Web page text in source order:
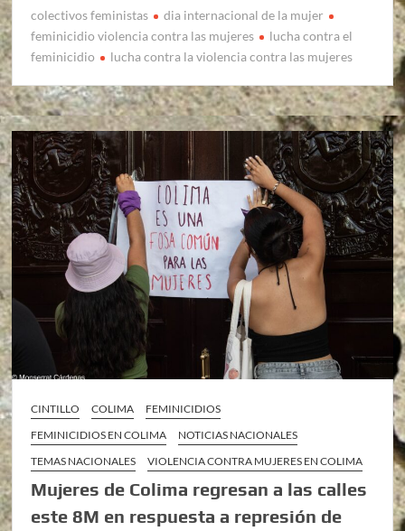
colectivos feministas
dia internacional de la mujer
feminicidio violencia contra las mujeres
lucha contra el
feminicidio
lucha contra la violencia contra las mujeres
CINTILLO COLIMA
FEMINICIDIOS
FEMINICIDIOS EN COLIMA
NOTICIAS NACIONALES
TEMAS NACIONALES
VIOLENCIA CONTRA MUJERES EN COLIMA
Mujeres de Colima regresan a las calles
este 8M en respuesta a represión de